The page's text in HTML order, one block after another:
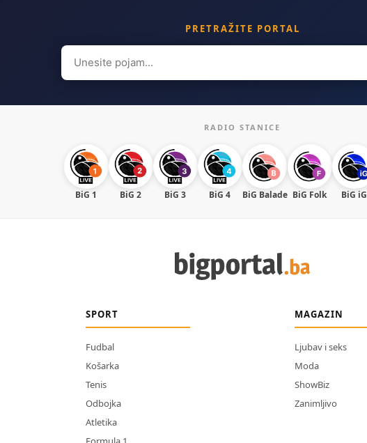
PRETRAŽITE PORTAL
Search
for:
RADIO STANICE
BiG 1 BiG 2 BiG 3 BiG 4 BiG Balade BiG Folk BiG iG
SPORT
Fudbal
Košarka
Tenis
Odbojka
Atletika
MAGAZIN
Ljubav i seks
Moda
ShowBiz
Zanimljivo